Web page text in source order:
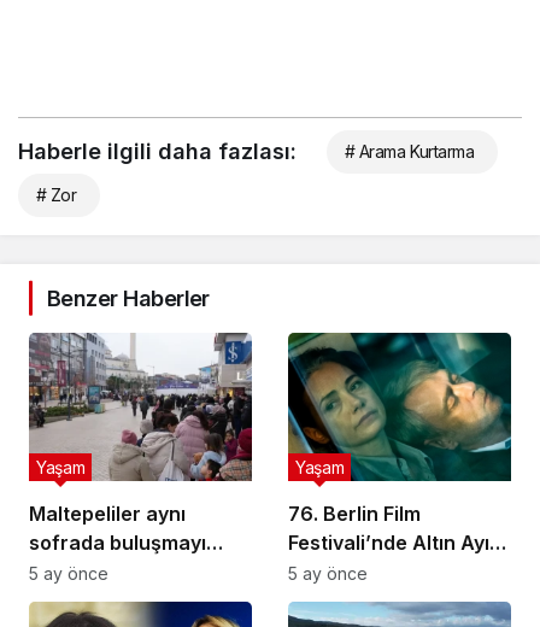
Haberle ilgili daha fazlası: # Arama Kurtarma
# Zor
Benzer Haberler
Maltepeliler aynı
sofrada buluşmayı
sürdürüyor
Yaşam
5 ay önce
76. Berlin Film
Festivali’nde Altın Ayı
ödülünü Sarı Zarflar
kazandı
Yaşam
5 ay önce